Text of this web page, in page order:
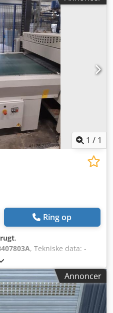
400 / 50 Cedpfox Url Uex
1 / 1
Ring op
,
, Tekniske data: -
Ssx Alfoa - Årgang:
~ 2,2 -
for frekvensomformer -
1.300 mm -
effekt: 0,8 kW -
Annoncer